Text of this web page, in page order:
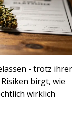
- trotz ihrer
birgt, wie
wirklich